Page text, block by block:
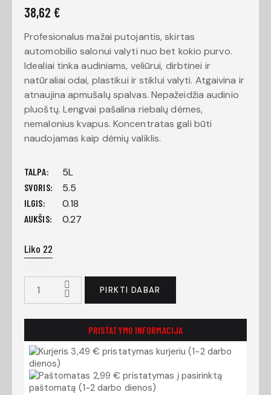
38,62 €
Profesionalus mažai putojantis, skirtas
automobilio salonui valyti nuo bet kokio purvo.
Idealiai tinka audiniams, veliūrui, dirbtinei ir
natūraliai odai, plastikui ir stiklui valyti. Atgaivina ir
atnaujina apmušalų spalvas. Nepažeidžia audinio
pluoštų. Lengvai pašalina riebalų dėmes,
nemalonius kvapus. Koncentratas gali būti
naudojamas kaip dėmių valiklis.
TALPA 5L
SVORIS 5.5
ILGIS 0.18
AUKŠIS 0.27
Liko 22
PIRKTI DABAR
PRISTATYMO INFORMACIJA
3,49 € pristatymas kurjeriu (1-2 darbo
dienos)
2,99 € pristatymas į pasirinktą
paštomatą (1-2 darbo dienos)